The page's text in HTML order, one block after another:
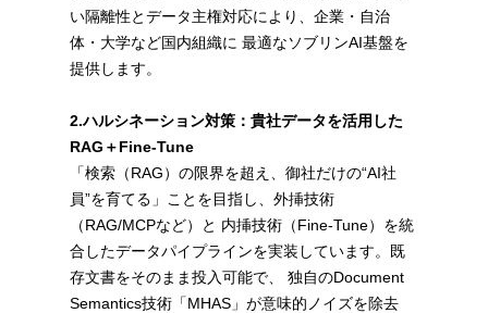
い隔離性とデータ主権対応により、企業・自治
体・大学など国内組織に 最適なソブリンAI基盤を
提供します。
2.ハルシネーション対策：貴社データを活用した
RAG＋Fine-Tune
「検索（RAG）の限界を超え、御社だけの“AI社
員”を育てる」ことを目指し、外挿技術
（RAG/MCPなど）と 内挿技術（Fine-Tune）を統
合したデータパイプラインを実装しています。既
存文書をそのまま投入可能で、 独自のDocument
Semantics技術「MHAS」が意味的ノイズを除去